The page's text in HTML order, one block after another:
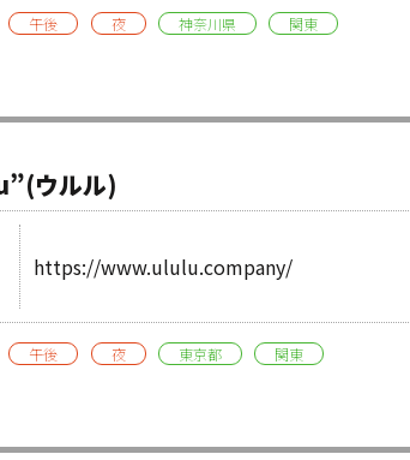
午後 夜 神奈川県 関東
ウルル)
https://www.ululu.company/
午後 夜 東京都 関東